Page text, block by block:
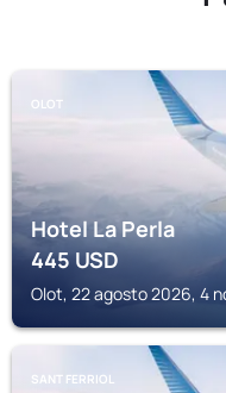
OLOT
Hotel La Perla
445USD
Olot, 22 agosto 2026, 4
SANT FERRIOL